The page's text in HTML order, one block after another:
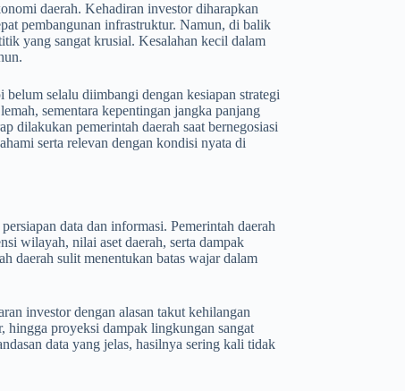
daerah. Kehadiran investor diharapkan
pembangunan infrastruktur. Namun, di balik
yang sangat krusial. Kesalahan kecil dalam
selalu diimbangi dengan kesiapan strategi
sementara kepentingan jangka panjang
dilakukan pemerintah daerah saat bernegosiasi
serta relevan dengan kondisi nyata di
data dan informasi. Pemerintah daerah
wilayah, nilai aset daerah, serta dampak
daerah sulit menentukan batas wajar dalam
investor dengan alasan takut kehilangan
hingga proyeksi dampak lingkungan sangat
data yang jelas, hasilnya sering kali tidak